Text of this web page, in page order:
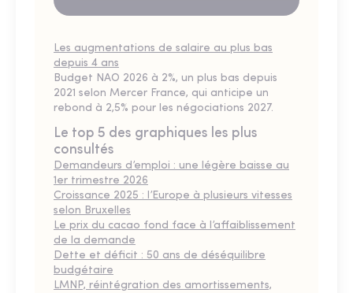
Les augmentations de salaire au plus bas
depuis 4 ans
Budget NAO 2026 à 2%, un plus bas depuis
2021 selon Mercer France, qui anticipe un
rebond à 2,5% pour les négociations 2027.
Le top 5 des graphiques les plus
consultés
Demandeurs d’emploi : une légère baisse au
1er trimestre 2026
Croissance 2025 : l’Europe à plusieurs vitesses
selon Bruxelles
Le prix du cacao fond face à l’affaiblissement
de la demande
Dette et déficit : 50 ans de déséquilibre
budgétaire
LMNP, réintégration des amortissements,